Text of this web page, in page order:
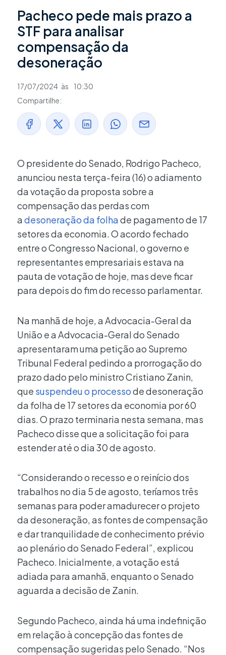
Pacheco pede mais prazo a
STF para analisar
compensação da
desoneração
17/07/2024 às
10:30
Compartilhe:
O presidente do Senado, Rodrigo Pacheco,
anunciou nesta terça-feira (16) o adiamento
da votação da proposta sobre a
compensação das perdas com
adesoneração da folhade pagamento de 17
setores da economia. O acordo fechado
entre o Congresso Nacional, o governo e
representantes empresariais estava na
pauta de votação de hoje, mas deve ficar
para depois do fim do recesso parlamentar.
Na manhã de hoje, a Advocacia-Geral da
União e a Advocacia-Geral do Senado
apresentaram uma petição ao Supremo
Tribunal Federal pedindo a prorrogação do
prazo dado pelo ministro Cristiano Zanin,
que suspendeu o processode desoneração
da folha de 17 setores da economia por 60
dias. O prazo terminaria nesta semana, mas
Pacheco disse que a solicitação foi para
estender até o dia 30 de agosto.
“Considerando o recesso e o reinício dos
trabalhos no dia 5 de agosto, teríamos três
semanas para poder amadurecer o projeto
da desoneração, as fontes de compensação
e dar tranquilidade de conhecimento prévio
ao plenário do Senado Federal”, explicou
Pacheco. Inicialmente, a votação está
adiada para amanhã, enquanto o Senado
aguarda a decisão de Zanin.
Segundo Pacheco, ainda há uma indefinição
em relação à concepção das fontes de
compensação sugeridas pelo Senado. “Nos